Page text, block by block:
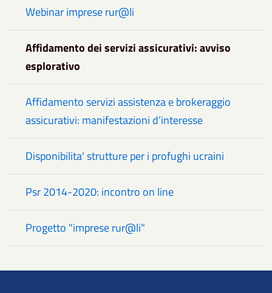
Webinar imprese rur@li
Affidamento dei servizi assicurativi: avviso
esplorativo
Affidamento servizi assistenza e brokeraggio
assicurativi: manifestazioni d’interesse
Disponibilita' strutture per i profughi ucraini
Psr 2014-2020: incontro on line
Progetto "imprese rur@li"